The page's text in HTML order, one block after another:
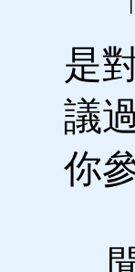
「
是
議
你